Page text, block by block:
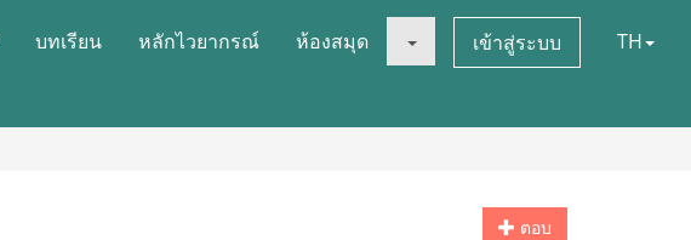
บทเรียน หลักไวยากรณ์ ห้องสมุด เข้าสู่ระบบ TH
ตอบ